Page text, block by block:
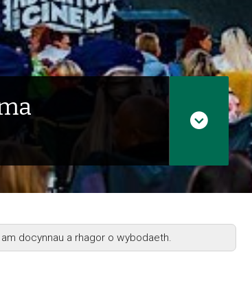
docynnau a rhagor o wybodaeth.